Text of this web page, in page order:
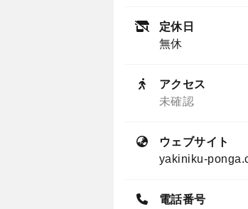
定休日
無休
アクセス
未確認
ウェブサイト
yakiniku-
電話番号